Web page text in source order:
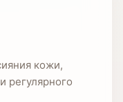
кожи,
регулярного